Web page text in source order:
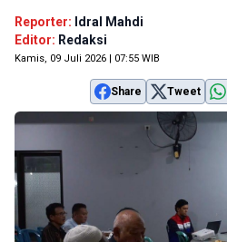
Reporter: Idral Mahdi
Editor: Redaksi
Kamis, 09 Juli 2026 | 07:55 WIB
Share Tweet